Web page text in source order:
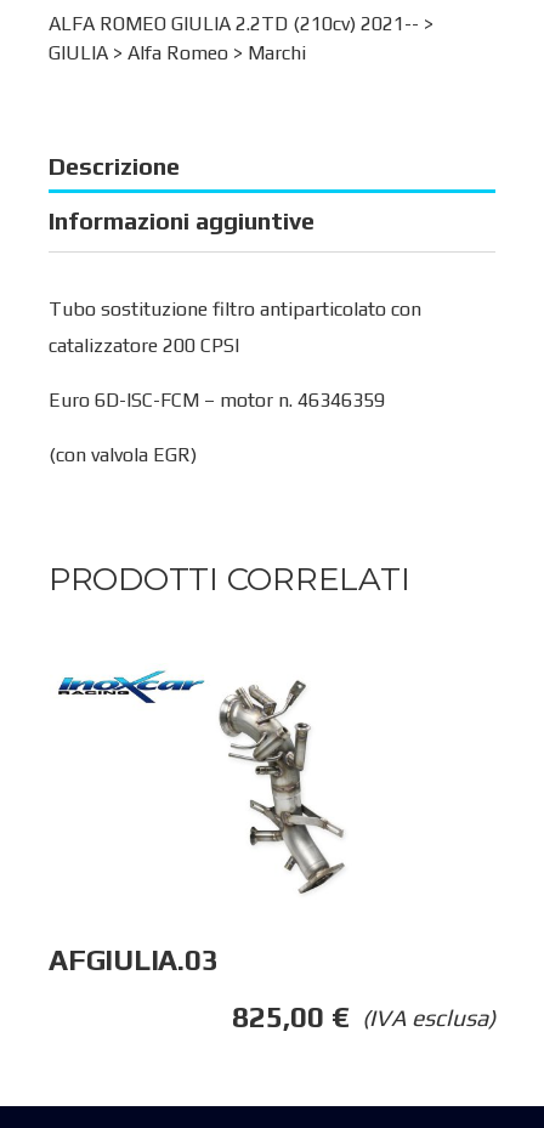
ALFA ROMEO GIULIA 2.2TD (210cv) 2021-- >
GIULIA > Alfa Romeo > Marchi
Descrizione
Informazioni aggiuntive
Tubo sostituzione filtro antiparticolato con
catalizzatore 200 CPSI
Euro 6D-ISC-FCM – motor n. 46346359
(con valvola EGR)
PRODOTTI CORRELATI
AFGIULIA.03
(IVA esclusa)
825,00 €